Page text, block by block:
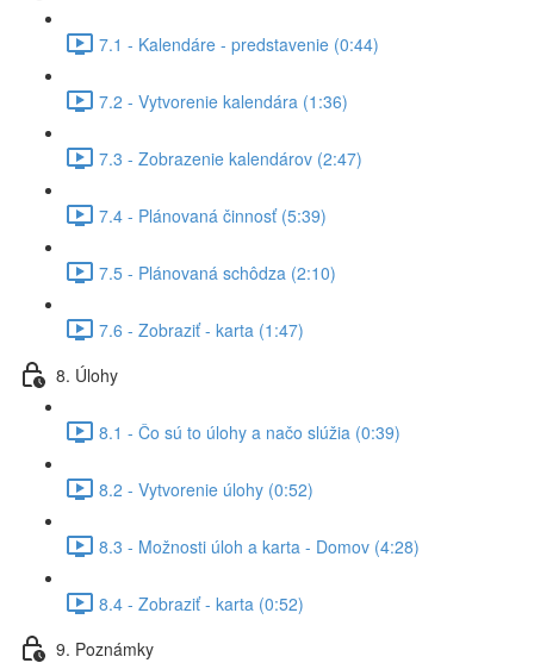
7.1 - Kalendáre - predstavenie (0:44)
7.2 - Vytvorenie kalendára (1:36)
7.3 - Zobrazenie kalendárov (2:47)
7.4 - Plánovaná činnosť (5:39)
7.5 - Plánovaná schôdza (2:10)
7.6 - Zobraziť - karta (1:47)
8. Úlohy
8.1 - Čo sú to úlohy a načo slúžia (0:39)
8.2 - Vytvorenie úlohy (0:52)
8.3 - Možnosti úloh a karta - Domov (4:28)
8.4 - Zobraziť - karta (0:52)
9. Poznámky